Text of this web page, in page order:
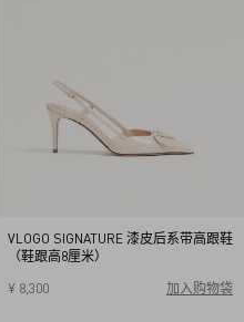
34
36
VLOGO SIGNATURE 漆皮后系带高跟鞋
（鞋跟高8厘米）
¥ 8,300
加入购物袋